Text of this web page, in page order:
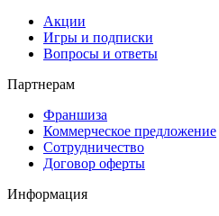
Акции
Игры и подписки
Вопросы и ответы
Партнерам
Франшиза
Коммерческое предложение
Сотрудничество
Договор оферты
Информация